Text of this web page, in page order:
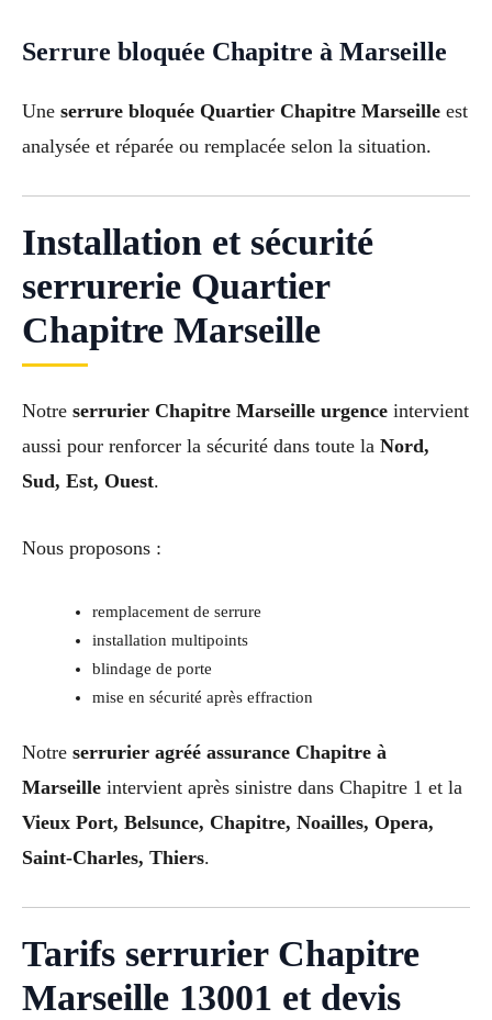
Serrure bloquée Chapitre à Marseille
Une serrure bloquée Quartier Chapitre Marseille est
analysée et réparée ou remplacée selon la situation.
Installation et sécurité
serrurerie Quartier
Chapitre Marseille
Notre serrurier Chapitre Marseille urgence intervient
aussi pour renforcer la sécurité dans toute la Nord,
Sud, Est, Ouest.
Nous proposons :
remplacement de serrure
installation multipoints
blindage de porte
mise en sécurité après effraction
Notre serrurier agréé assurance Chapitre à
Marseille intervient après sinistre dans Chapitre 1 et la
Vieux Port, Belsunce, Chapitre, Noailles, Opera,
Saint-Charles, Thiers.
Tarifs serrurier Chapitre
Marseille 13001 et devis